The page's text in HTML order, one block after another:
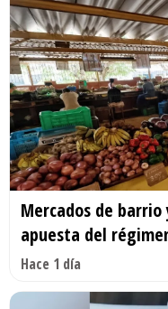
Mercados de
apuesta del
Hace 1 día